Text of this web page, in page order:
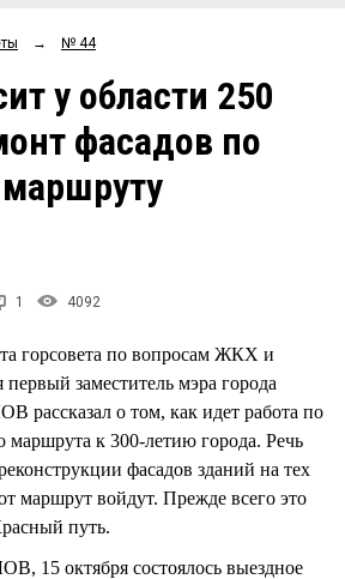
Рейтинги
Блоги
Архив
→ № 44
у области 250
фасадов по
1 4092
горсовета по вопросам ЖКХ и
первый заместитель мэра города
рассказал о том, как идет работа по
маршрута к 300-летию города. Речь
фасадов зданий на тех
маршрут войдут. Прежде всего это
путь.
15 октября состоялось выездное